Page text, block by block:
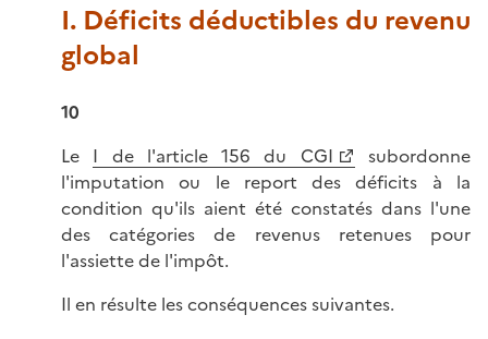
I. Déficits déductibles du revenu
global
10
Le I de l'article 156 du CGI
subordonne
l'imputation ou le report des déficits à la
condition qu'ils aient été constatés dans l'une
des catégories de revenus retenues pour
l'assiette de l'impôt.
Il en résulte les conséquences suivantes.